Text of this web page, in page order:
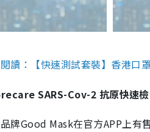
讀：【快速測試套裝】香港口
SARS-Cov-2 抗原快速
牌Good Mask在官方APP上